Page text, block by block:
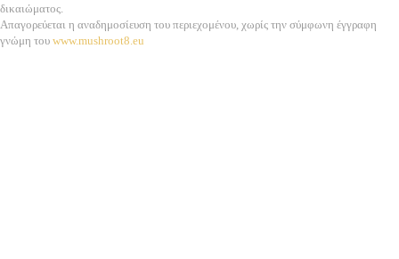
δικαιώματος.
Απαγορεύεται η αναδημοσίευση του περιεχομένου, χωρίς την σύμφωνη έγγραφη
γνώμη του www.mushroot8.eu